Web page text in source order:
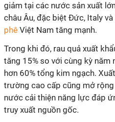
giảm tại các nước sản xuất
châu Âu, đặc biệt Đức, Italy và
phê Việt Nam tăng mạnh.
Trong khi đó, rau quả xuất
tăng 15% so với cùng kỳ năm
hơn 60% tổng kim ngạch.
trường cao cấp cũng mở
nước cải thiện năng lực đáp
truy xuất nguồn gốc.